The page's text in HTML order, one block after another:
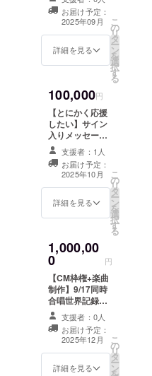
連絡します。 ※
目標金額が集ま
らなかった場
補填いたします
ザイン ライブ日
時 2025年9月17
日 18:00開場予
定 場所 名古屋
COMTEC PORT
BASE ※支援者
在費：支援者様
の交通費や滞在
費は各自でご負
担ください。 ※
支援者様との連
絡方法：詳細は
メールで連絡し
ます。 ※目標金
額が集まらな
かった場合、自
己資金で補填い
ライブ開演前及
び終演後ステー
ジ大画面モニ
ター投影の15秒
CM権 ※動画ファ
日 18:00開場予
定 場所 名古屋
COMTEC PORT
BASE ※目標金
額が集まらな
かった場合、自
己資金で補填い
たします
お届け予定：
2025年09月
詳細を見る
こ
の
リ
タ
ー
ン
を
選
択
す
る
100,000円
【とにかく応援
したい】サイン
入りメッセージ
カード+ヨシカネ
タクロウベスト
アルバム
CD+9/17同時合
唱世界記録＆紅
白出場に向けた
ストサイン入りT
シャツ Tシャツ
・サイズ：L ・
カラー：ピンク
・デザイン：プ
ロジェクト特別
デザイン ※目標
金額が集まらな
かった場合、自
己資金で補填い
支援者：1人
お届け予定：
2025年10月
詳細を見る
こ
の
リ
タ
ー
ン
を
選
択
す
る
1,000,00
0 円
【CM枠権+楽曲
制作】9/17同時
合唱世界記録＆
紅白出場に向け
た決起集会ライ
ブ開演前及び終
演後ステージ大
画面モニター投
影の15秒CM権
支援者：0人
お届け予定：
2025年12月
詳細を見る
こ
の
リ
タ
ー
ン